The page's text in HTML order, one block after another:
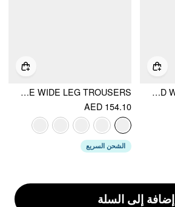
إضافة إلى السلة
COTTON-BLEND MID RISE DRAWSTRING RUCHED WIDE LEG TROUSERS
LACE TRIMMED LOW RISE WIDE LEG TROUSERS
AED 154.10
الشحن السريع